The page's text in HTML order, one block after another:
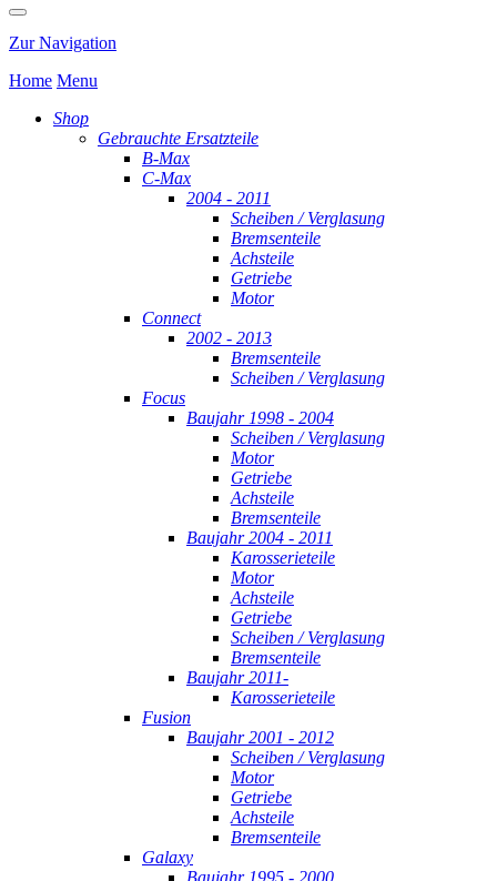
Zur Navigation
Home Menu
Shop
Gebrauchte Ersatzteile
B-Max
C-Max
2004 - 2011
Scheiben / Verglasung
Bremsenteile
Achsteile
Getriebe
Motor
Connect
2002 - 2013
Bremsenteile
Scheiben / Verglasung
Focus
Baujahr 1998 - 2004
Scheiben / Verglasung
Motor
Getriebe
Achsteile
Bremsenteile
Baujahr 2004 - 2011
Karosserieteile
Motor
Achsteile
Getriebe
Scheiben / Verglasung
Bremsenteile
Baujahr 2011-
Karosserieteile
Fusion
Baujahr 2001 - 2012
Scheiben / Verglasung
Motor
Getriebe
Achsteile
Bremsenteile
Galaxy
Baujahr 1995 - 2000